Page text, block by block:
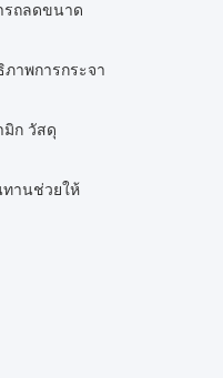
รถลดขนาด
าพการกระจา
มิก วัสดุ
ทานช่วยให้